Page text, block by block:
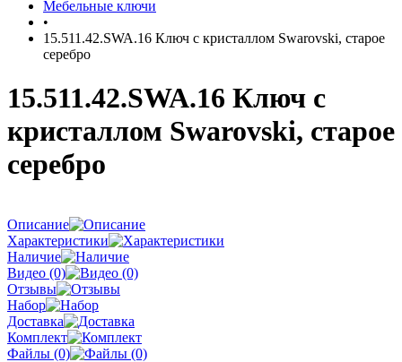
Мебельные ключи
•
15.511.42.SWA.16 Ключ с кристаллом Swarovski, старое
серебро
15.511.42.SWA.16 Ключ с
кристаллом Swarovski, старое
серебро
Описание
Характеристики
Наличие
Видео (0)
Отзывы
Набор
Доставка
Комплект
Файлы (0)